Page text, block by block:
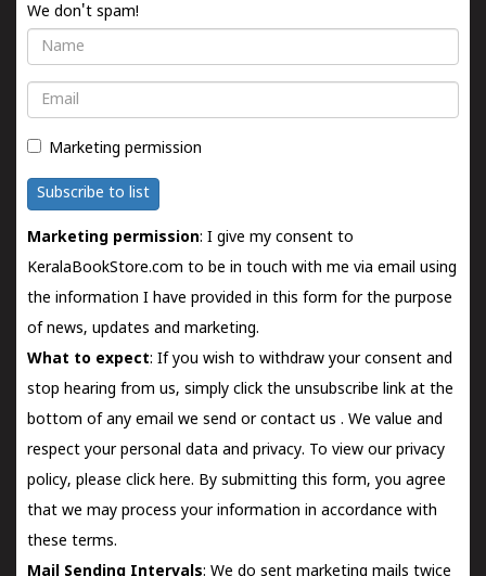
We don't spam!
Name
Email
Marketing permission
Subscribe to list
Marketing permission: I give my consent to
KeralaBookStore.com to be in touch with me via email using
the information I have provided in this form for the purpose
of news, updates and marketing.
What to expect: If you wish to withdraw your consent and
stop hearing from us, simply click the unsubscribe link at the
bottom of any email we send orcontact us . We value and
respect your personal data and privacy. To view our privacy
policy, please click here. By submitting this form, you agree
that we may process your information in accordance with
these terms.
Mail Sending Intervals: We do sent marketing mails twice